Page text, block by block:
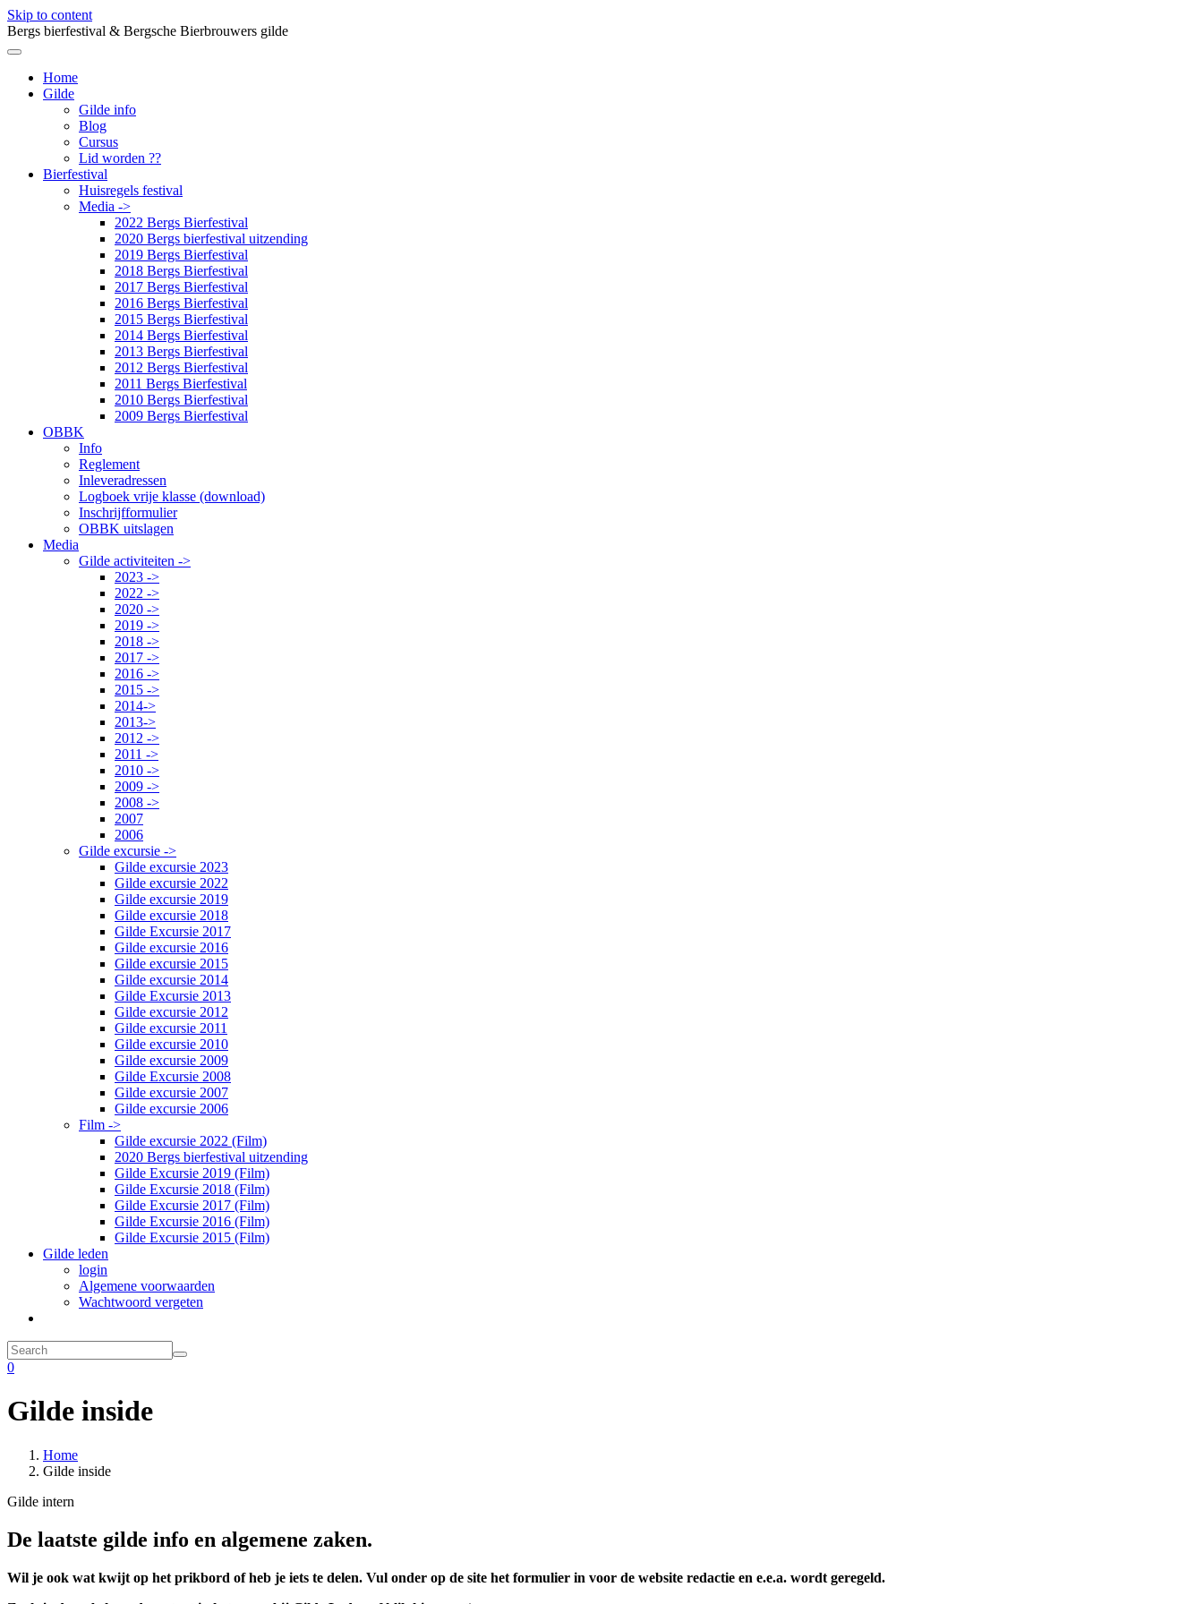
Skip to content
Bergs bierfestival & Bergsche Bierbrouwers gilde
Home
Gilde
Gilde info
Blog
Cursus
Lid worden ??
Bierfestival
Huisregels festival
Media ->
2022 Bergs Bierfestival
2020 Bergs bierfestival uitzending
2019 Bergs Bierfestival
2018 Bergs Bierfestival
2017 Bergs Bierfestival
2016 Bergs Bierfestival
2015 Bergs Bierfestival
2014 Bergs Bierfestival
2013 Bergs Bierfestival
2012 Bergs Bierfestival
2011 Bergs Bierfestival
2010 Bergs Bierfestival
2009 Bergs Bierfestival
OBBK
Info
Reglement
Inleveradressen
Logboek vrije klasse (download)
Inschrijfformulier
OBBK uitslagen
Media
Gilde activiteiten ->
2023 ->
2022 ->
2020 ->
2019 ->
2018 ->
2017 ->
2016 ->
2015 ->
2014->
2013->
2012 ->
2011 ->
2010 ->
2009 ->
2008 ->
2007
2006
Gilde excursie ->
Gilde excursie 2023
Gilde excursie 2022
Gilde excursie 2019
Gilde excursie 2018
Gilde Excursie 2017
Gilde excursie 2016
Gilde excursie 2015
Gilde excursie 2014
Gilde Excursie 2013
Gilde excursie 2012
Gilde excursie 2011
Gilde excursie 2010
Gilde excursie 2009
Gilde Excursie 2008
Gilde excursie 2007
Gilde excursie 2006
Film ->
Gilde excursie 2022 (Film)
2020 Bergs bierfestival uitzending
Gilde Excursie 2019 (Film)
Gilde Excursie 2018 (Film)
Gilde Excursie 2017 (Film)
Gilde Excursie 2016 (Film)
Gilde Excursie 2015 (Film)
Gilde leden
login
Algemene voorwaarden
Wachtwoord vergeten
0
Gilde inside
Home
Gilde inside
Gilde intern
De laatste gilde info en algemene zaken.
Wil je ook wat kwijt op het prikbord of heb je iets te delen. Vul onder op de site het formulier in voor de website redactie en e.e.a. wordt geregeld.